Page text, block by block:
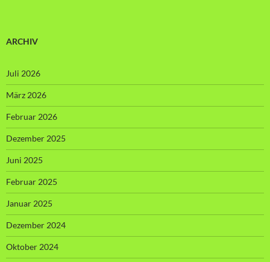
ARCHIV
Juli 2026
März 2026
Februar 2026
Dezember 2025
Juni 2025
Februar 2025
Januar 2025
Dezember 2024
Oktober 2024